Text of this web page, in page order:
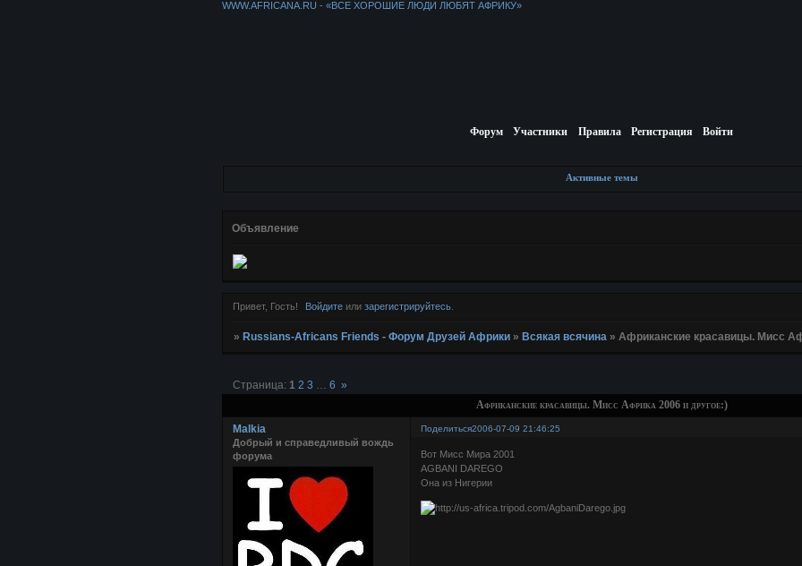
WWW.AFRICANA.RU - «ВСЕ ХОРОШИЕ ЛЮДИ ЛЮБЯТ АФРИКУ»
Форум Участники Правила Регистрация Войти
Активные темы
Объявление
Привет, Гость! Войдите или зарегистрируйтесь
» Russians-Africans Friends - Форум Друзей Африки » Всякая всячина » Африканские красавицы. Мисс
Африканские красавицы. Мисс Африка 2006 и другое:)
Страница: 1 2 3 6 »
Поделиться2006-07-09 21:46:25
Malkia
Добрый и справедливый вождь
форума
Вот Мисс Мира 2001
AGBANI DAREGO
Она из Нигерии